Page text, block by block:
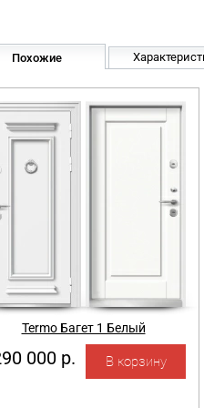
Похожие
Termo Багет 1 Белый
000 р.